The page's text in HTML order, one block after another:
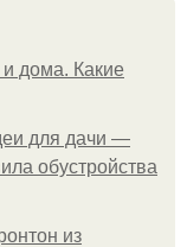
дома. Какие
для дачи —
обустройства
из